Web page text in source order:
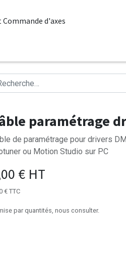
Commande d'axes
paramétrage
de paramétrage pour drivers
ou Motion Studio sur PC
€ HT
€ TTC
par quantités, nous consulter.